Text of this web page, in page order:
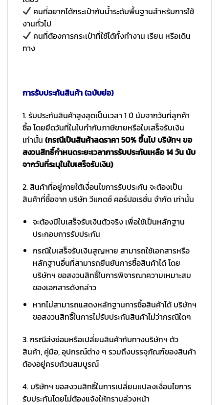
คนที่อยากได้กระเป๋ากันน้ำระดับพื้นฐานสำหรับการใช้
งานทั่วไป
คนที่ต้องการกระเป๋าที่ใช้ได้ทั้งทำงาน เรียน หรือเดิน
ทาง
การรับประกันสินค้า (ฉบับย่อ)
1. รับประกันสินค้าสูงสุดเป็นเวลา 1 ปี นับจากวันที่ลูกค้า
ซื้อ โดยยึดวันที่ในใบกำกับภาษีขายหรือใบเสร็จรับเงิน
เท่านั้น (กรณีเป็นสินค้าลดราคา 50% ขึ้นไป บริษัทฯ ขอ
สงวนสิทธิ์กำหนดระยะเวลาการรับประกันเหลือ 14 วัน นับ
จากวันที่ระบุในใบเสร็จรับเงิน)
2. สินค้าที่อยู่ภายใต้เงื่อนไขการรับประกัน จะต้องเป็น
สินค้าที่ซื้อจาก บริษัท วีแกดซ์ คอร์ปอเรชั่น จำกัด เท่านั้น
จะต้องมีใบเสร็จรับเงินตัวจริง เพื่อใช้เป็นหลักฐาน
ประกอบการรับประกัน
กรณีใบเสร็จรับเงินสูญหาย สามารถใช้เอกสารหรือ
หลักฐานอื่นที่สามารถยืนยันการซื้อสินค้าได้ โดย
บริษัทฯ ขอสงวนสิทธิ์ในการพิจารณาความเหมาะสม
ของเอกสารดังกล่าว
หากไม่สามารถแสดงหลักฐานการซื้อสินค้าได้ บริษัทฯ
ขอสงวนสิทธิ์ในการไม่รับประกันสินค้าไม่ว่ากรณีใดๆ
3. กรณีส่งซ่อมหรือเปลี่ยนสินค้ากับทางบริษัทฯ ตัว
สินค้า, คู่มือ, อุปกรณ์ต่าง ๆ รวมถึงบรรจุภัณฑ์ของสินค้า
ต้องอยู่ครบถ้วนสมบูรณ์
4. บริษัทฯ ขอสงวนสิทธิ์ในการเปลี่ยนแปลงเงื่อนไขการ
รับประกันโดยไม่ต้องแจ้งให้ทราบล่วงหน้า